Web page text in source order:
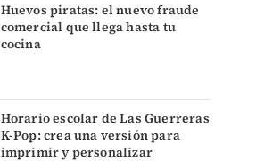
Huevos piratas: el nuevo fraude
comercial que llega hasta tu
cocina
Horario escolar de Las Guerreras
K-Pop: crea una versión para
imprimir y personalizar